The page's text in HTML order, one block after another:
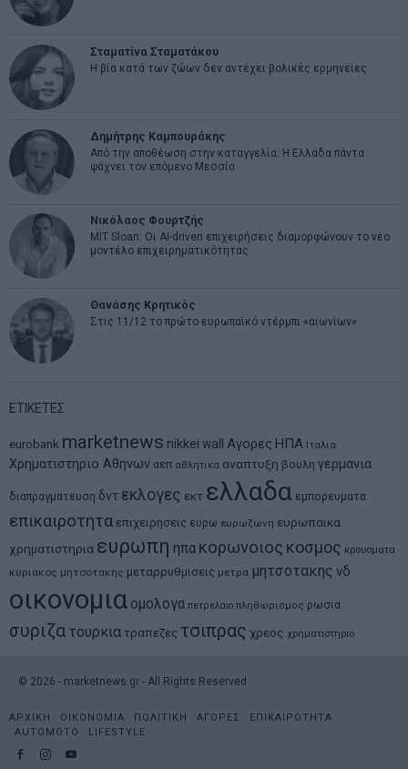
Σταματίνα Σταματάκου
Η βία κατά των ζώων δεν αντέχει βολικές ερμηνείες
Δημήτρης Καμπουράκης
Από την αποθέωση στην καταγγελία: Η Ελλάδα πάντα
ψάχνει τον επόμενο Μεσσία
Νικόλαος Φουρτζής
MIT Sloan: Οι AI-driven επιχειρήσεις διαμορφώνουν το νέο
μοντέλο επιχειρηματικότητας
Θανάσης Κρητικός
Στις 11/12 το πρώτο ευρωπαϊκό ντέρμπι «αιωνίων»
ΕΤΙΚΕΤΕΣ
eurobank marketnews nikkei wall Αγορες ΗΠΑ Ιταλια
Χρηματιστηριο Αθηνων αεπ αθλητικα αναπτυξη βουλη γερμανια
διαπραγματευση δντ εκλογες εκτ ελλαδα εμπορευματα
επικαιροτητα επιχειρησεις ευρω ευρωζωνη ευρωπαικα
χρηματιστηρια ευρωπη ηπα κορωνοιος κοσμος κρουσματα
κυριακος μητσοτακης μεταρρυθμισεις μετρα μητσοτακης νδ
οικονομια ομολογα πετρελαιο πληθωρισμος ρωσια
συριζα τουρκια τραπεζες τσιπρας χρεος χρηματιστηριο
© 2026 - marketnews.gr - All Rights Reserved
ΑΡΧΙΚΗ ΟΙΚΟΝΟΜΙΑ ΠΟΛΙΤΙΚΗ ΑΓΟΡΕΣ
ΕΠΙΚΑΙΡΟΤΗΤΑ
AUTOMOTO
LIFESTYLE